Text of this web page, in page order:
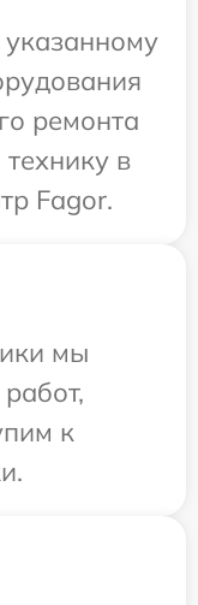
ремонта
в
Fagor.
мы
к